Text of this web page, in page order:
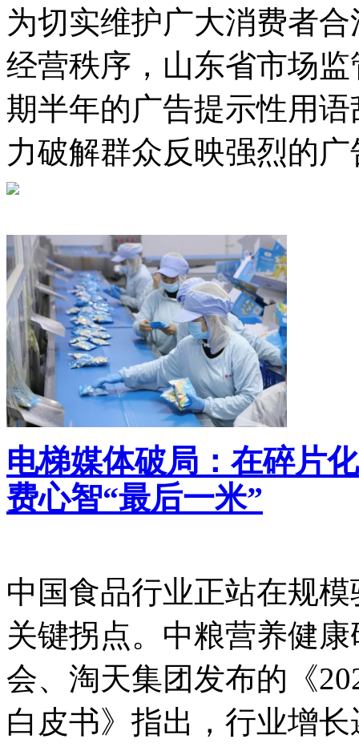
为切实维护广大消费者
经营秩序，山东省市场
期半年的广告提示性用
力破解群众反映强烈的
电梯媒体破局：在碎片
费心智“最后一米”
中国食品行业正站在规
关键拐点。中粮营养健
会、淘天集团发布的《
白皮书》指出，行业增